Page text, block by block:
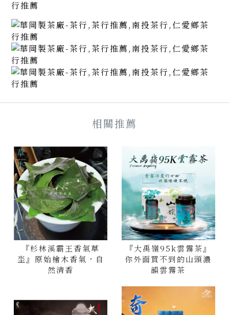
『杉林溪霸王香氣草
坔』原始檜木香氣，自
然清香
『大禹嶺95k雲霧茶』
你外面買不到的山頭濃
韻雲霧茶